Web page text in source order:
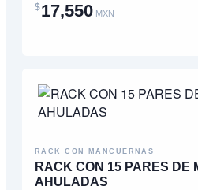
$17,550 MXN
RACK CON MANCUERNAS
RACK CON 15 PARES DE
AHULADAS